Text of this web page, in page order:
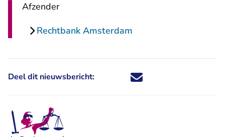
Afzender
Rechtbank Amsterdam
Deel dit nieuwsbericht: Deel dit nieuwsbericht via X -
Deel dit nieuwsbericht via
Deel dit nieuwsbericht
Deel dit